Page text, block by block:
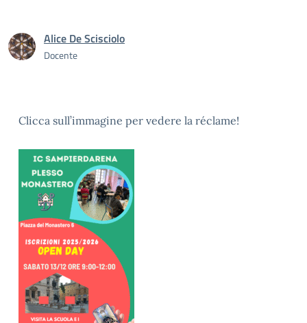
Alice De Scisciolo
Docente
Clicca sull’immagine per vedere la réclame!